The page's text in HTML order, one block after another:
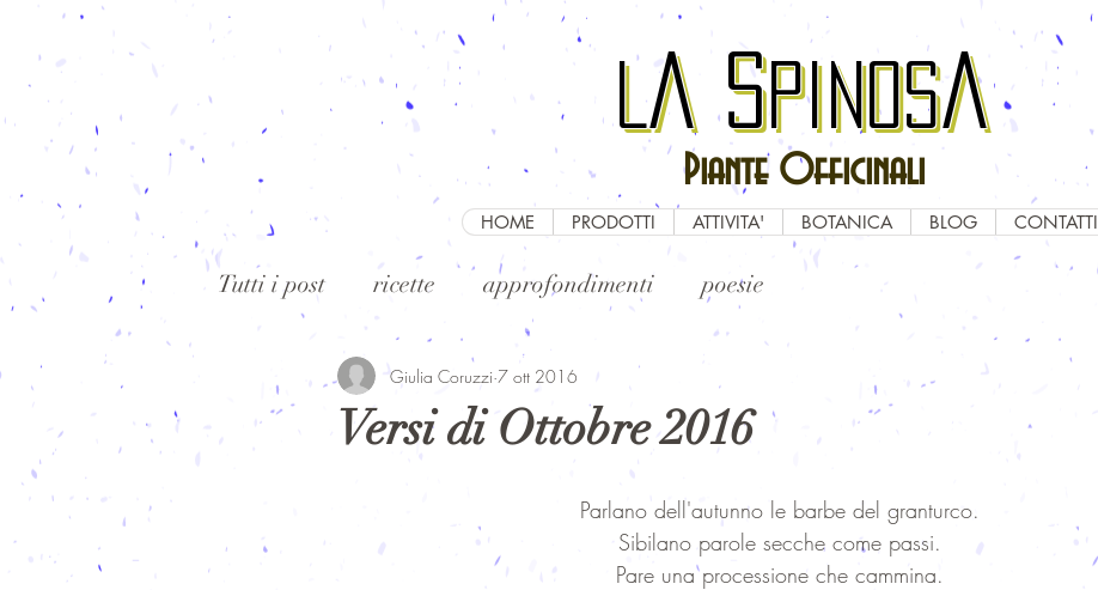
Piante Officinali
La Spinosa
a Spinosa
HOME PRODOTTI ATTIVITA' BOTANICA BLOG CONTATTI
Tutti i post ricette approfondimenti poesie
Versi di Ottobre 2016
Giulia Coruzzi 7 ott 2016
Parlano dell'autunno le barbe del granturco.
Sibilano parole secche come passi.
Pare una processione che cammina.